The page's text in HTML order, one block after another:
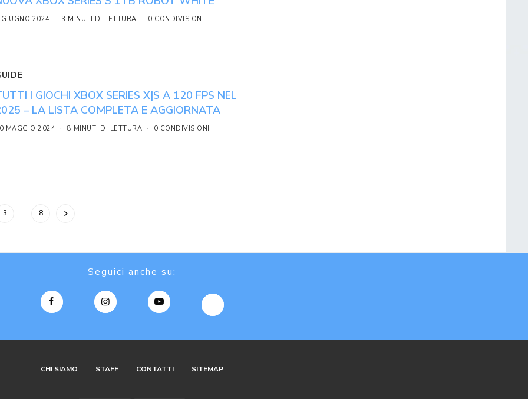
2024 3 MINUTI DI LETTURA 0 CONDIVISIONI
I GIOCHI XBOX SERIES X|S A 120 FPS NEL
– LA LISTA COMPLETA E AGGIORNATA
MAGGIO 2024 8 MINUTI DI LETTURA 0 CONDIVISIONI
3 … 8
Seguici anche su:
CHI SIAMO STAFF CONTATTI SITEMAP